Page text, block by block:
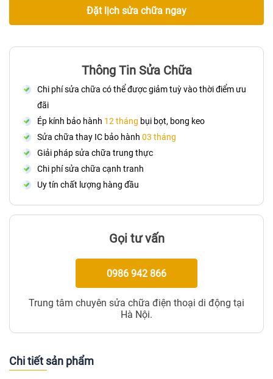
Đặt lịch sửa chữa ngay
Thông Tin Sửa Chữa
Chi phí sửa chữa có thể được giảm tuỳ vào thời điểm ưu
đãi
Ép kính bảo hành 12 tháng bụi bọt, bong keo
Sửa chữa thay IC bảo hành 03 tháng
Giải pháp sửa chữa trung thực
Chi phí sửa chữa cạnh tranh
Uy tín chất lượng hàng đầu
Gọi tư vấn
0986 942 866
Trung tâm chuyên sửa chữa điện thoại di động tại
Hà Nội.
Chi tiết sản phẩm